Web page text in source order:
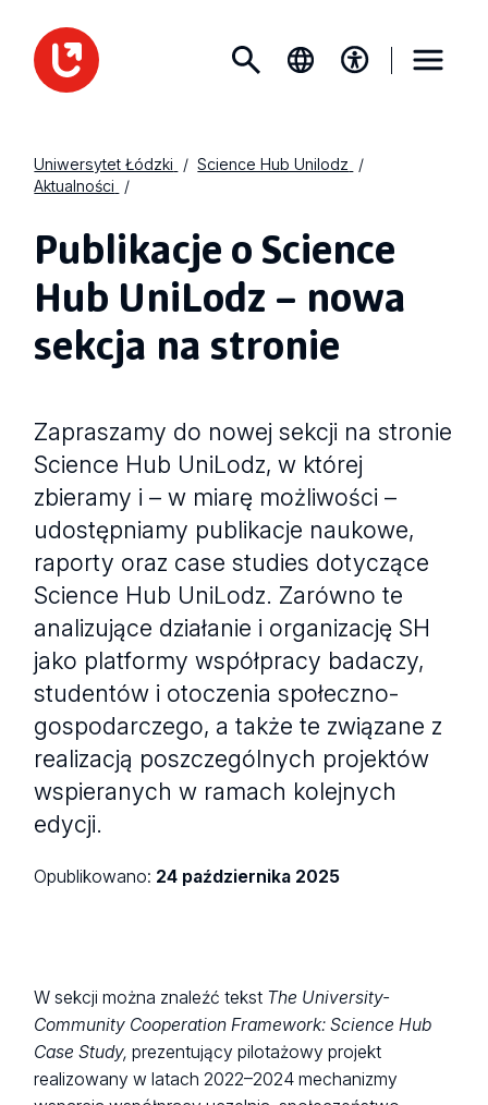
Uniwersytet Łódzki
Science Hub Unilodz
Aktualności
Publikacje o Science
Hub UniLodz – nowa
sekcja na stronie
Zapraszamy do nowej sekcji na stronie
Science Hub UniLodz, w której
zbieramy i – w miarę możliwości –
udostępniamy publikacje naukowe,
raporty oraz case studies dotyczące
Science Hub UniLodz. Zarówno te
analizujące działanie i organizację SH
jako platformy współpracy badaczy,
studentów i otoczenia społeczno-
gospodarczego, a także te związane z
realizacją poszczególnych projektów
wspieranych w ramach kolejnych
edycji.
Opublikowano: 24 października 2025
W sekcji można znaleźć tekst The University-
Community Cooperation Framework: Science Hub
Case Study, prezentujący pilotażowy projekt
realizowany w latach 2022–2024 mechanizmy